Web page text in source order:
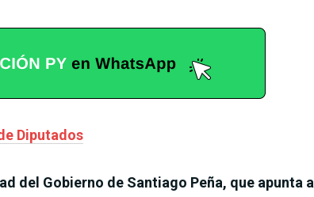
Diputados
del Gobierno de Santiago Peña, que apunta a